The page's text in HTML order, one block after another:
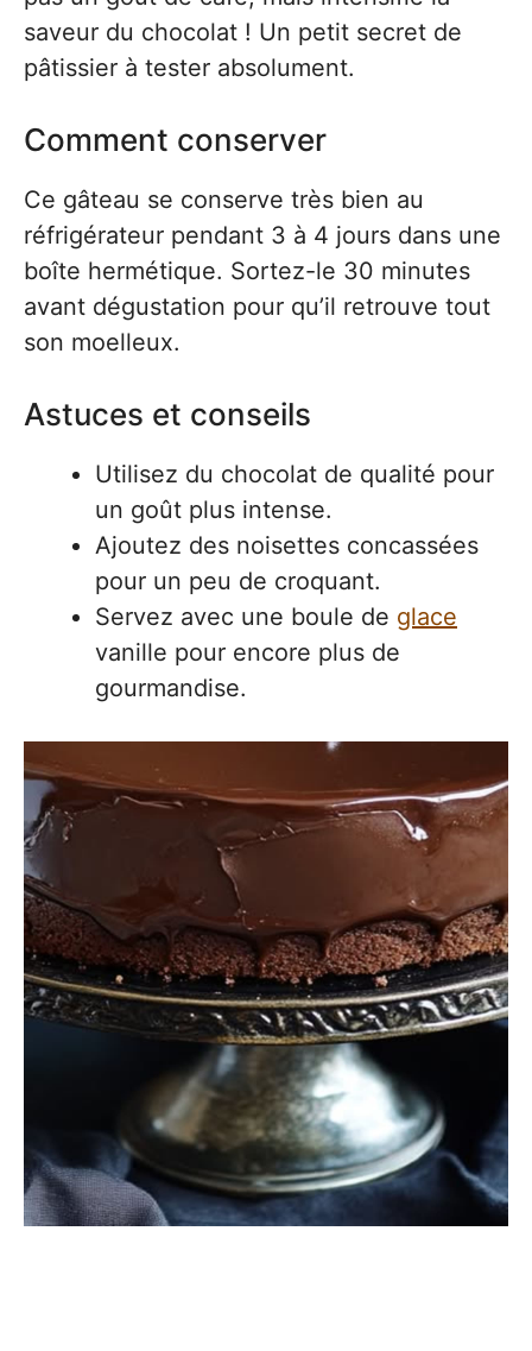
saveur du chocolat ! Un petit secret de
pâtissier à tester absolument.
Comment conserver
Ce gâteau se conserve très bien au
réfrigérateur pendant 3 à 4 jours dans une
boîte hermétique. Sortez-le 30 minutes
avant dégustation pour qu’il retrouve tout
son moelleux.
Astuces et conseils
Utilisez du chocolat de qualité pour
un goût plus intense.
Ajoutez des noisettes concassées
pour un peu de croquant.
Servez avec une boule de glace
vanille pour encore plus de
gourmandise.